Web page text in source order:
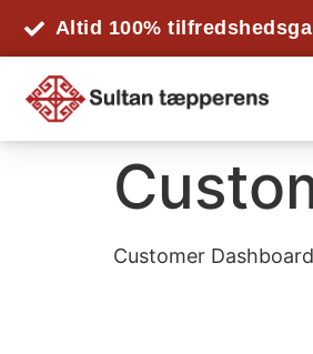
Altid 100%
Customer Dashboard